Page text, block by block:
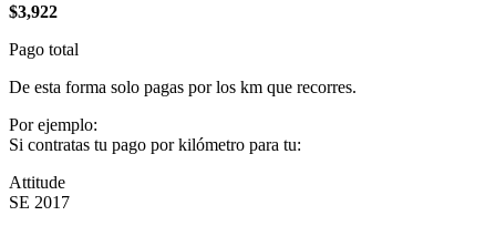
$3,922
Pago total
De esta forma solo pagas por los km que recorres.
Por ejemplo:
Si contratas tu pago por kilómetro para tu:
Attitude
SE 2017